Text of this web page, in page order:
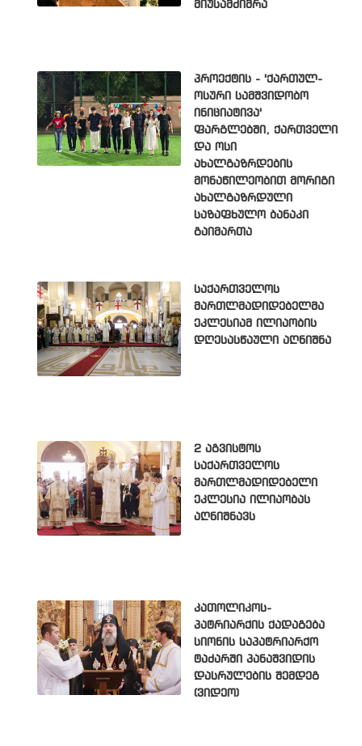
მიუსამძიმრა
პროექტის - 'ქართულ-
ოსური სამშვიდობო
ინიციატივა'
ფარგლებში, ქართველი
და ოსი
ახალგაზრდების
მონაწილეობით მორიგი
ახალგაზრდული
საზაფხულო ბანაკი
გაიმართა
საქართველოს
მართლმადიდებელმა
ეკლესიამ ილიაობის
დღესასწაული აღნიშნა
2 აგვისტოს
საქართველოს
მართლმადიდებელი
ეკლესია ილიაობას
აღნიშნავს
კათოლიკოს-
პატრიარქის ქადაგება
სიონის საპატრიარქო
ტაძარში პანაშვიდის
დასრულების შემდეგ
(ვიდეო)